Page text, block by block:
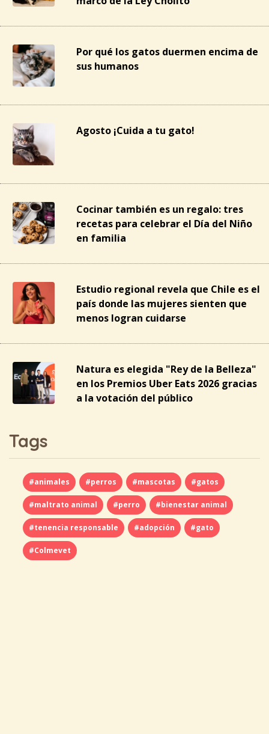
Por qué los gatos duermen encima de
sus humanos
Agosto ¡Cuida a tu gato!
Cocinar también es un regalo: tres
recetas para celebrar el Día del Niño
en familia
Estudio regional revela que Chile es el
país donde las mujeres sienten que
menos logran cuidarse
Natura es elegida "Rey de la Belleza"
en los Premios Uber Eats 2026 gracias
a la votación del público
Tags
#animales #perros #mascotas #gatos
#maltrato animal #perro #bienestar animal
#tenencia responsable #adopción #gato
#Colmevet